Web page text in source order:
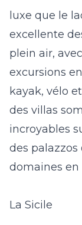
luxe que le
excellente
plein air,
excursions
kayak, vélo
des villas
incroyables
des palazzos
domaines en
La Sicile